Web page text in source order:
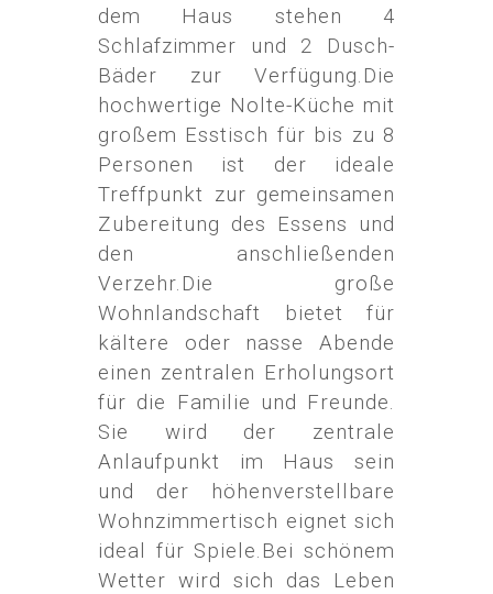
dem Haus stehen 4
Schlafzimmer und 2 Dusch-
Bäder zur Verfügung.Die
hochwertige Nolte-Küche mit
großem Esstisch für bis zu 8
Personen ist der ideale
Treffpunkt zur gemeinsamen
Zubereitung des Essens und
den anschließenden
Verzehr.Die große
Wohnlandschaft bietet für
kältere oder nasse Abende
einen zentralen Erholungsort
für die Familie und Freunde.
Sie wird der zentrale
Anlaufpunkt im Haus sein
und der höhenverstellbare
Wohnzimmertisch eignet sich
ideal für Spiele.Bei schönem
Wetter wird sich das Leben